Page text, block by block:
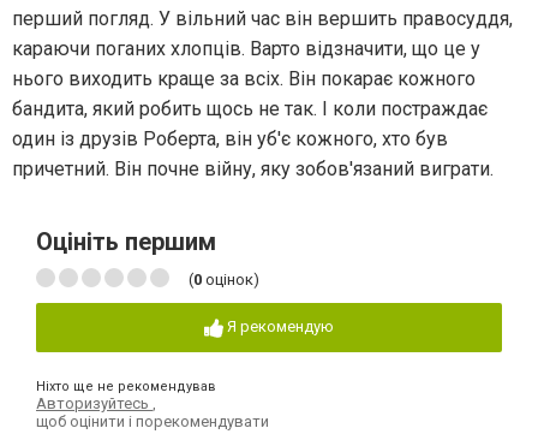
перший погляд. У вільний час він вершить правосуддя,
караючи поганих хлопців. Варто відзначити, що це у
нього виходить краще за всіх. Він покарає кожного
бандита, який робить щось не так. І коли постраждає
один із друзів Роберта, він уб'є кожного, хто був
причетний. Він почне війну, яку зобов'язаний виграти.
Оцініть першим
(0 оцінок)
Я рекомендую
Ніхто ще не рекомендував
Авторизуйтесь
щоб оцінити і порекомендувати